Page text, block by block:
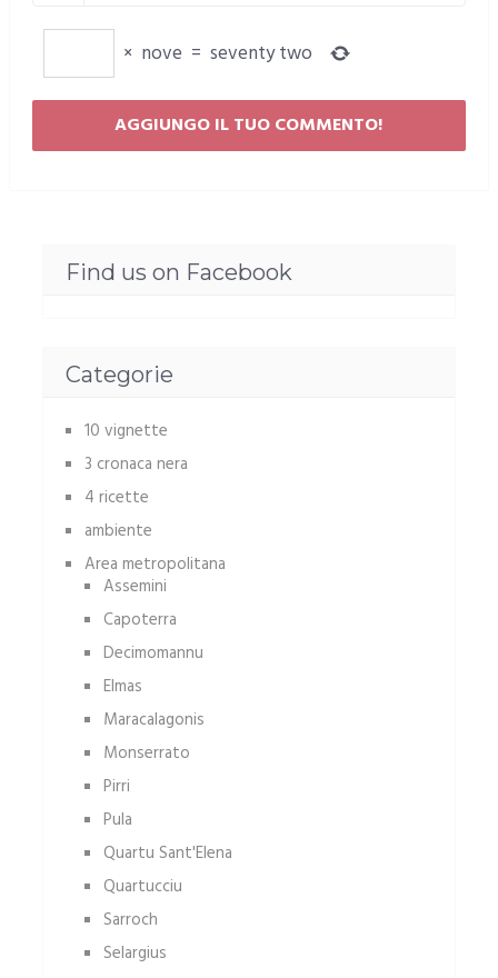
× nove = seventy two
Find us on Facebook
Categorie
10 vignette
3 cronaca nera
4 ricette
ambiente
Area metropolitana
Assemini
Capoterra
Decimomannu
Elmas
Maracalagonis
Monserrato
Pirri
Pula
Quartu Sant'Elena
Quartucciu
Sarroch
Selargius